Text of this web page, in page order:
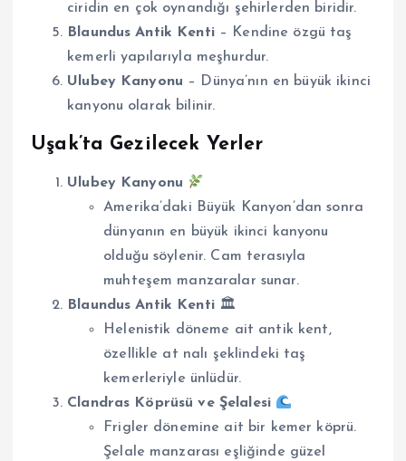
ciridin en çok oynandığı şehirlerden biridir.
Blaundus Antik Kenti– Kendine özgü taş
kemerli yapılarıyla meşhurdur.
Ulubey Kanyonu – Dünya’nın en büyük ikinci
kanyonu olarak bilinir.
Uşak’ta Gezilecek Yerler
Ulubey Kanyonu
Amerika’daki Büyük Kanyon’dan sonra
dünyanın en büyük ikinci kanyonu
olduğu söylenir. Cam terasıyla
muhteşem manzaralar sunar.
Blaundus Antik Kenti🏛
Helenistik döneme ait antik kent,
özellikle at nalı şeklindeki taş
kemerleriyle ünlüdür.
Clandras Köprüsü ve Şelalesi
Frigler dönemine ait bir kemer köprü.
Şelale manzarası eşliğinde güzel